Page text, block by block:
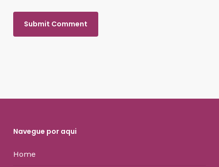
Navegue por aqui
Home